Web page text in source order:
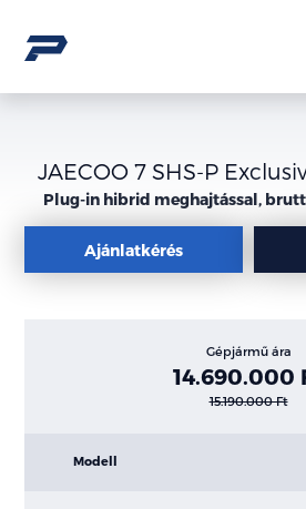
JAECOO 7 SHS-P
Plug-in hibrid meghajtással,
Ajánlatkérés
Gépjármű ára
14.690.000
15.190.000 Ft
Modell